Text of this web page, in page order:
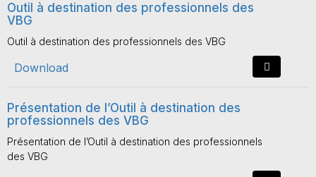
Outil à destination des professionnels des
VBG
Outil à destination des professionnels des VBG
Download
Présentation de l’Outil à destination des
professionnels des VBG
Présentation de l’Outil à destination des professionnels
des VBG